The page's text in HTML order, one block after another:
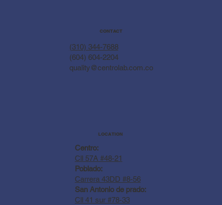
CONTACT
(310) 344-7688
(604) 604-2204
quality@centrolab.com.co
LOCATION
Centro:
Cll 57A #48-21
Poblado:
Carrera 43DD #8-56
San Antonio de prado:
Cll 41 sur #78-33